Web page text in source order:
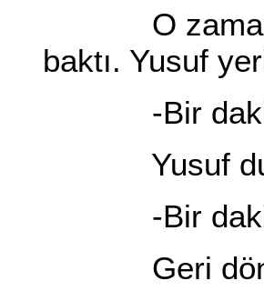
O zaman
baktı. Yusuf
-Bir
Yusuf
-Bir dakika
Geri dönüp